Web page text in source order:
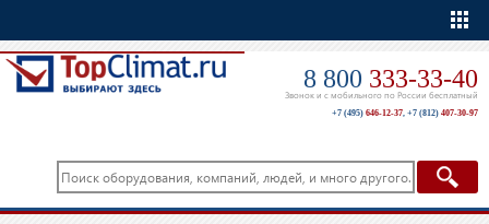
8 800 333-33-40
Звонок и с мобильного по России бесплатный
+7 (495) 646-12-37, +7 (812) 407-30-97